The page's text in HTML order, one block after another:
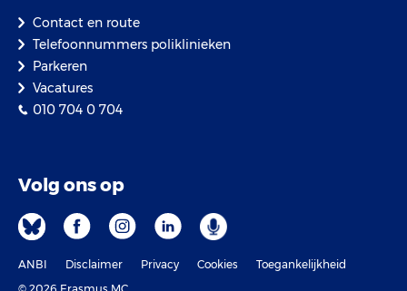
Contact en route
Telefoonnummers poliklinieken
Parkeren
Vacatures
010 704 0 704
Volg ons op
ANBI Disclaimer Privacy Cookies
Toegankelijkheid